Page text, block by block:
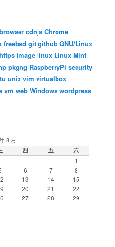
browser cdnjs Chrome
freebsd git github GNU/Linux
https image linux Linux Mint
pkgng RaspberryPi security
unix vim virtualbox
vm web Windows wordpress
8 月
四 五 六
1
6 7
8
13 14
15
20 21
22
27 28
29